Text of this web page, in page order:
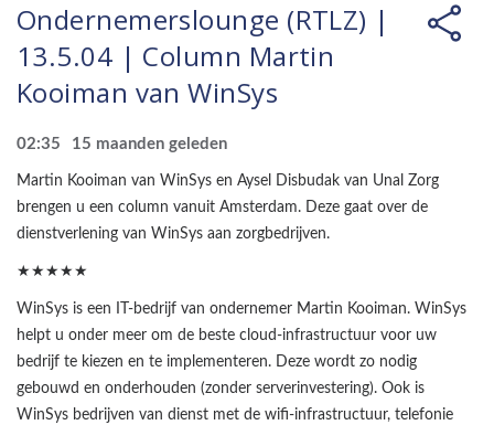
Ondernemerslounge (RTLZ) |
13.5.04 | Column Martin
Kooiman van WinSys
02:35 15 maanden geleden
Martin Kooiman van WinSys en Aysel Disbudak van Unal Zorg
brengen u een column vanuit Amsterdam. Deze gaat over de
dienstverlening van WinSys aan zorgbedrijven.
★★★★★
WinSys is een IT-bedrijf van ondernemer Martin Kooiman. WinSys
helpt u onder meer om de beste cloud-infrastructuur voor uw
bedrijf te kiezen en te implementeren. Deze wordt zo nodig
gebouwd en onderhouden (zonder serverinvestering). Ook is
WinSys bedrijven van dienst met de wifi-infrastructuur, telefonie